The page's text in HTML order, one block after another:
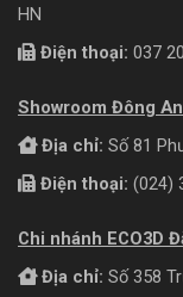
HN
Điện thoại: 037
Showroom Đông
Địa chỉ: Số 81
Điện thoại: (024)
Chi nhánh ECO3D
Địa chỉ: Số 358